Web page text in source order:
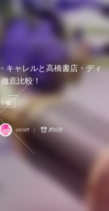
キャレルと高橋書店・ディ
底比較！
帳
violet 約6分